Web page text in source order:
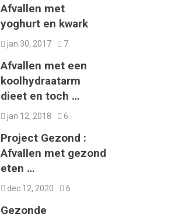
Afvallen met
yoghurt en kwark
jan 30, 2017 7
Afvallen met een
koolhydraatarm
dieet en toch …
jan 12, 2018 6
Project Gezond :
Afvallen met gezond
eten …
dec 12, 2020 6
Gezonde